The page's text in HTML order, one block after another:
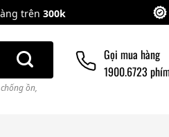
trên 300k
ồn,
Gọi mua hàng
1900.6723